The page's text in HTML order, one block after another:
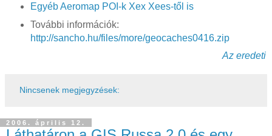
Egyéb Aeromap POI-k Xex Xees-től is
További információk:
http://sancho.hu/files/more/geocaches0416.zip
Az eredeti
Nincsenek megjegyzések:
2006. április 12.